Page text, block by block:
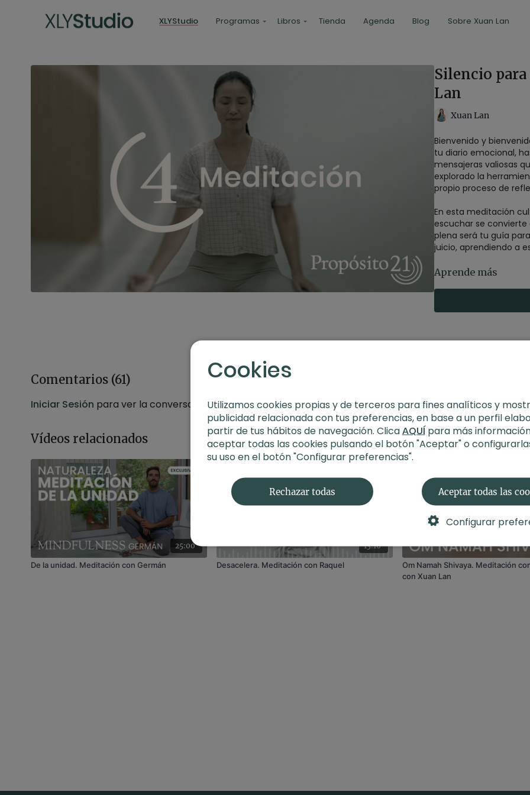
XLYStudio Programas Libros Tienda Agenda Blog Sobre Xuan Lan
Silencio
Lan
Xuan Lan
Bienvenido y
tu diario emocional,
mensajeras valiosas
explorado la
propio proceso de
En esta meditación
escuchar se
plena será tu guía
juicio, aprendiendo a
Solo necesitas
acompañe en este
Duración: 15
Aprende más
Comentarios (61)
Iniciar Sesión para ver la conversación
Vídeos relacionados
25:00
De la unidad. Meditación con Germán
13:16
Desacelera. Meditación con Raquel
Om Namah Shivaya. Meditación
con Xuan Lan
Cookies
Utilizamos cookies propias y de terceros para fines analíticos y
publicidad relacionada con tus preferencias, en base a un perfil
partir de tus hábitos de navegación. ClicaAQUÍpara más
aceptar todas las cookies pulsando el botón "Aceptar" o
su uso en el botón "Configurar preferencias".
Rechazar todas Aceptar todas las
Configurar